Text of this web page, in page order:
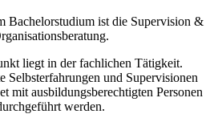
Bachelorstudium ist die Supervision &
liegt in der fachlichen Tätigkeit.
Selbsterfahrungen und Supervisionen
mit ausbildungsberechtigten Personen
werden.